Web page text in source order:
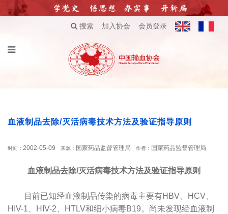
搜索 加入协会 会员登录
血液制品去除/灭活病毒技术方法及验证指导原则
时间： 2002-05-09 来源： 国家药品监督管理局 作者： 国家药品监督管理局
血液制品去除/灭活病毒技术方法及验证指导原则
目前已知经血液制品传染的病毒主要有HBV、HCV、
HIV-1、HIV-2、HTLV和细小病毒B19。尚未发现经血液制